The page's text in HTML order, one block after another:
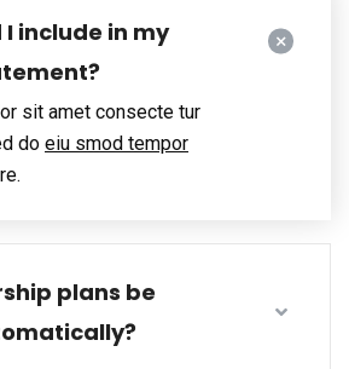
include in my
sit amet consecte tur
do eiu smod tempor
plans be